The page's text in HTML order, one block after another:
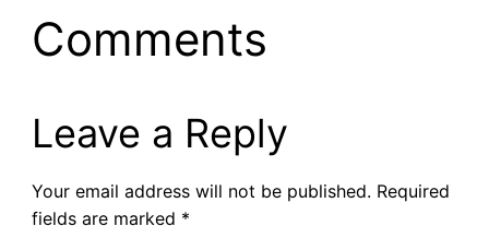
Comments
Leave a Reply
Your email address will not be published. Required
fields are marked *